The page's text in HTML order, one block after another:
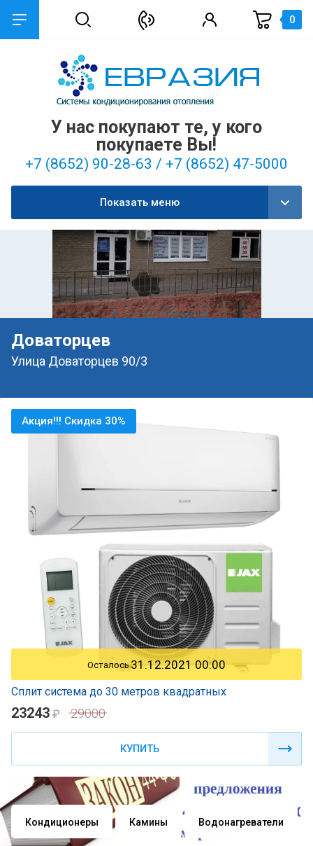
0
У нас покупают те, у кого
покупаете Вы!
+7 (8652) 90-28-63 / +7 (8652) 47-5000
Показать меню
Доваторцев
Улица Доваторцев 90/3
Акция!!! Скидка 30%
Осталось31.12.2021 00:00
Сплит система до 30 метров квадратных
23243 ₽ 29000
КУПИТЬ
Кондиционеры Камины Водонагреватели